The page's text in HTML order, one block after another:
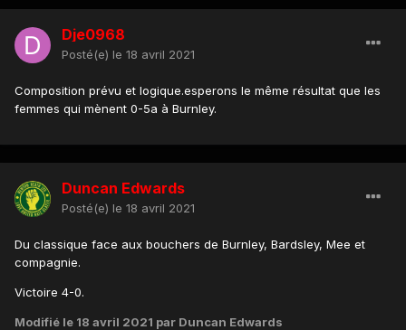
Dje0968
Posté(e) le 18 avril 2021
Composition prévu et logique.esperons le même résultat que les
femmes qui mènent 0-5a à Burnley.
Duncan Edwards
Posté(e) le 18 avril 2021
Du classique face aux bouchers de Burnley, Bardsley, Mee et
compagnie.
Victoire 4-0.
Modifié le 18 avril 2021 par Duncan Edwards